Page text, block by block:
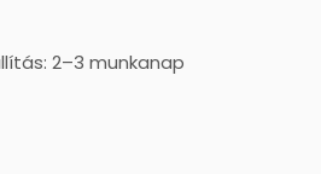
2–3 munkanap